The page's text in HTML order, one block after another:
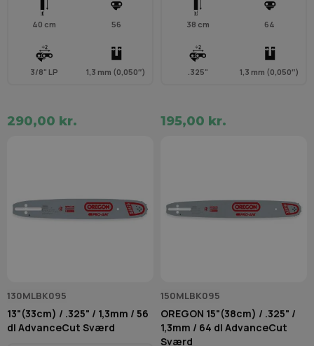
40 cm 56
3/8" LP 1,3 mm (0,050″)
290,00 kr.
38 cm 64
.325" 1,3 mm (0,050″)
195,00 kr.
130MLBK095
13"(33cm) / .325" / 1,3mm / 56
dl AdvanceCut Sværd
150MLBK095
OREGON 15"(38cm) / .325" /
1,3mm / 64 dl AdvanceCut
Sværd